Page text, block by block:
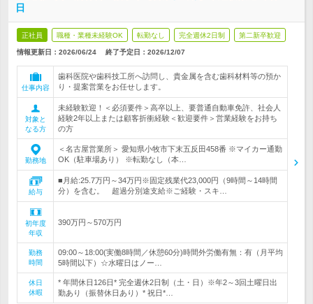
日
正社員 職種・業種未経験OK 転勤なし 完全週休2日制 第二新卒歓迎
情報更新日：2026/06/24 終了予定日： 2026/12/07
仕事内容
歯科医院や歯科技工所へ訪問し、貴金属を含む歯科材料等の預か
り・提案営業をお任せします。
対象と
なる方
未経験歓迎！＜必須要件＞高卒以上、要普通自動車免許、社会人
経験2年以上または顧客折衝経験＜歓迎要件＞営業経験をお持ち
の方
勤務地
＜名古屋営業所＞ 愛知県小牧市下末五反田458番 ※マイカー通勤
OK（駐車場あり） ※転勤なし（本…
給与
■月給:25.7万円～34万円※固定残業代23,000円（9時間～14時間
分）を含む。 超過分別途支給※ご経験・スキ…
初年度
年収
390万円～570万円
勤務
時間
09:00～18:00(実働8時間／休憩60分)時間外労働有無：有（月平均
5時間以下）☆水曜日はノー…
休日
休暇
* 年間休日126日* 完全週休2日制（土・日）※年2～3回土曜日出
勤あり（振替休日あり）* 祝日*…